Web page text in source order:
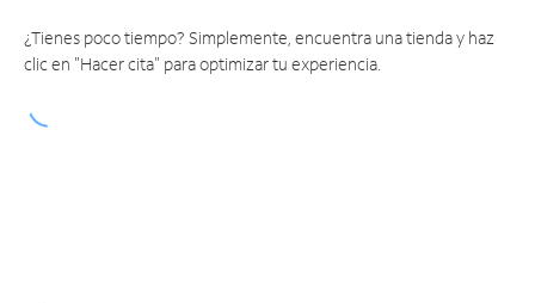
¿Tienes poco tiempo? Simplemente, encuentra una tienda y haz
clic en "Hacer cita" para optimizar tu experiencia.